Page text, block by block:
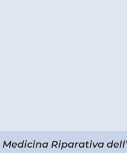
Riparativa